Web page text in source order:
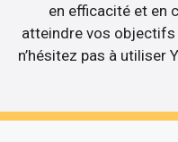
en efficacité et en
atteindre vos
n’hésitez pas à utiliser